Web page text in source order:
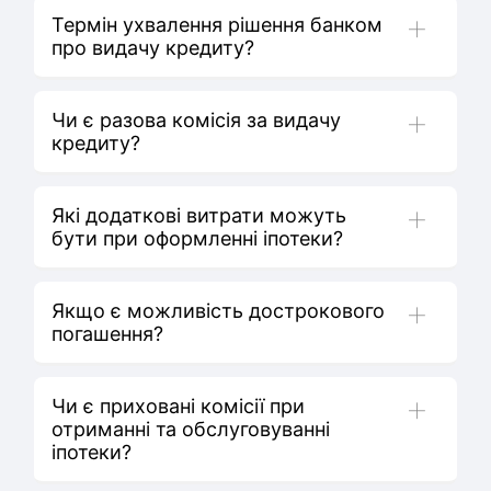
Офіційна заробітна плата чи дохід від
підприємницької діяльності протягом
Термін ухвалення рішення банком
про видачу кредиту?
Попереднє рішення – 2 години.
Остаточне рішення при видачі до 500
Від 500000 гривень та вище до 6 днів.
Чи є разова комісія за видачу
кредиту?
Разова комісія 0,5 %
Які додаткові витрати можуть
бути при оформленні іпотеки?
1.Незалежна оцінка нерухомості, що
купується акредитованого банком
2.Страхування життя позичальника -
0,65% на залишок виданої суми 1 раз на
рік.
Якщо є можливість дострокового
погашення?
Будь-якої миті, комісія за дострокове
погашення відсутня. Процентна ставка
Чи є приховані комісії при
отриманні та обслуговуванні
іпотеки?